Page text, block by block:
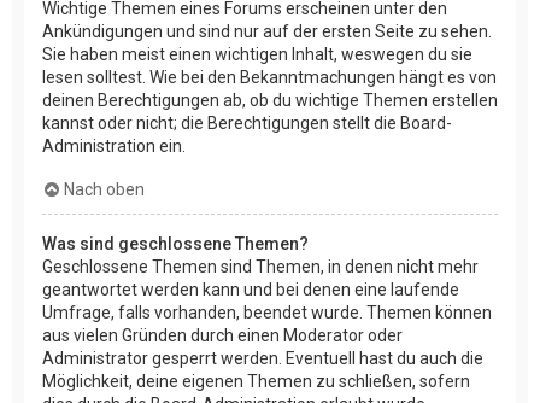
Wichtige Themen eines Forums erscheinen unter den
Ankündigungen und sind nur auf der ersten Seite zu sehen.
Sie haben meist einen wichtigen Inhalt, weswegen du sie
lesen solltest. Wie bei den Bekanntmachungen hängt es von
deinen Berechtigungen ab, ob du wichtige Themen erstellen
kannst oder nicht; die Berechtigungen stellt die Board-
Administration ein.
Nach oben
Was sind geschlossene Themen?
Geschlossene Themen sind Themen, in denen nicht mehr
geantwortet werden kann und bei denen eine laufende
Umfrage, falls vorhanden, beendet wurde. Themen können
aus vielen Gründen durch einen Moderator oder
Administrator gesperrt werden. Eventuell hast du auch die
Möglichkeit, deine eigenen Themen zu schließen, sofern